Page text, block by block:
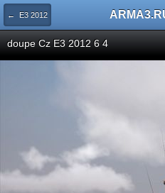
← E3 2012
doupe Cz E3 2012 6 4